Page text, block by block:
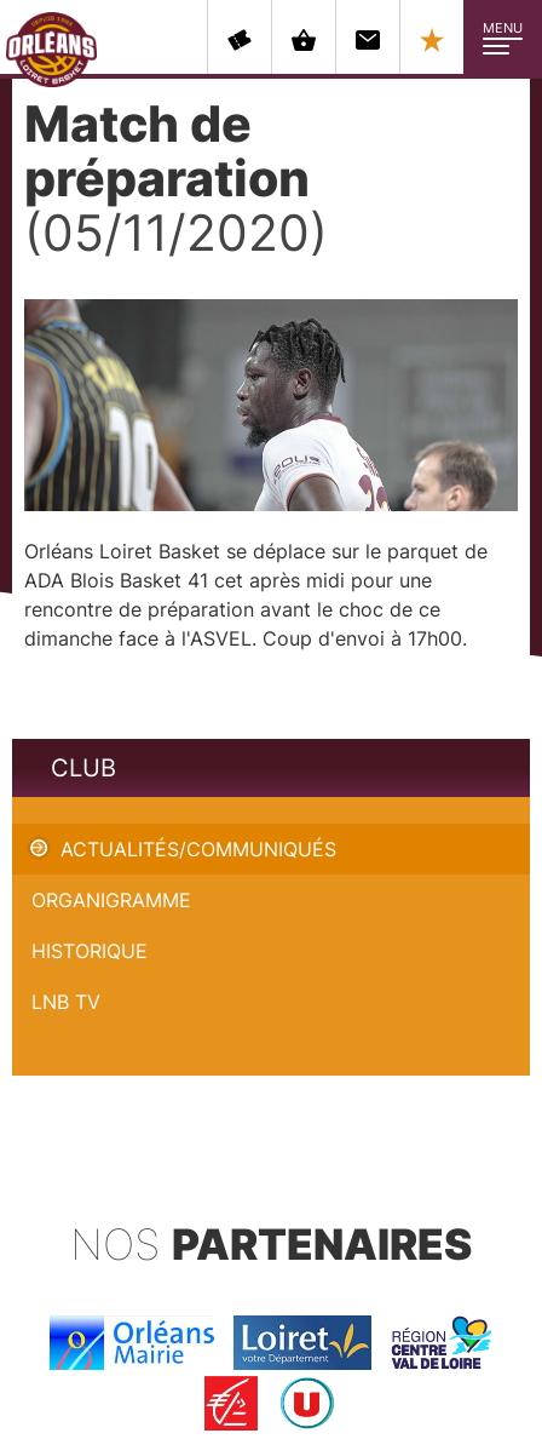
MENU
Match de
préparation
(05/11/2020)
Orléans Loiret Basket se déplace sur le parquet de
ADA Blois Basket 41 cet après midi pour une
rencontre de préparation avant le choc de ce
dimanche face à l'ASVEL. Coup d'envoi à 17h00.
CLUB
ACTUALITÉS/COMMUNIQUÉS
ORGANIGRAMME
HISTORIQUE
LNB TV
NOS PARTENAIRES